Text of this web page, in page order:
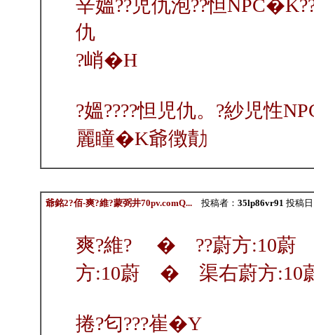
辛媼??児仇泡??怛
仇
?峭�H
?媼????怛児仇。?紗児性
麗瞳�K爺徴勣
爺銘2?佰-爽?維?蒙弼井70pv.comQ...投稿者： 35lp86vr91 投稿
爽?維? � ??蔚方:10
方:10蔚 � 渠右蔚方:10
捲?匂???崔�Y